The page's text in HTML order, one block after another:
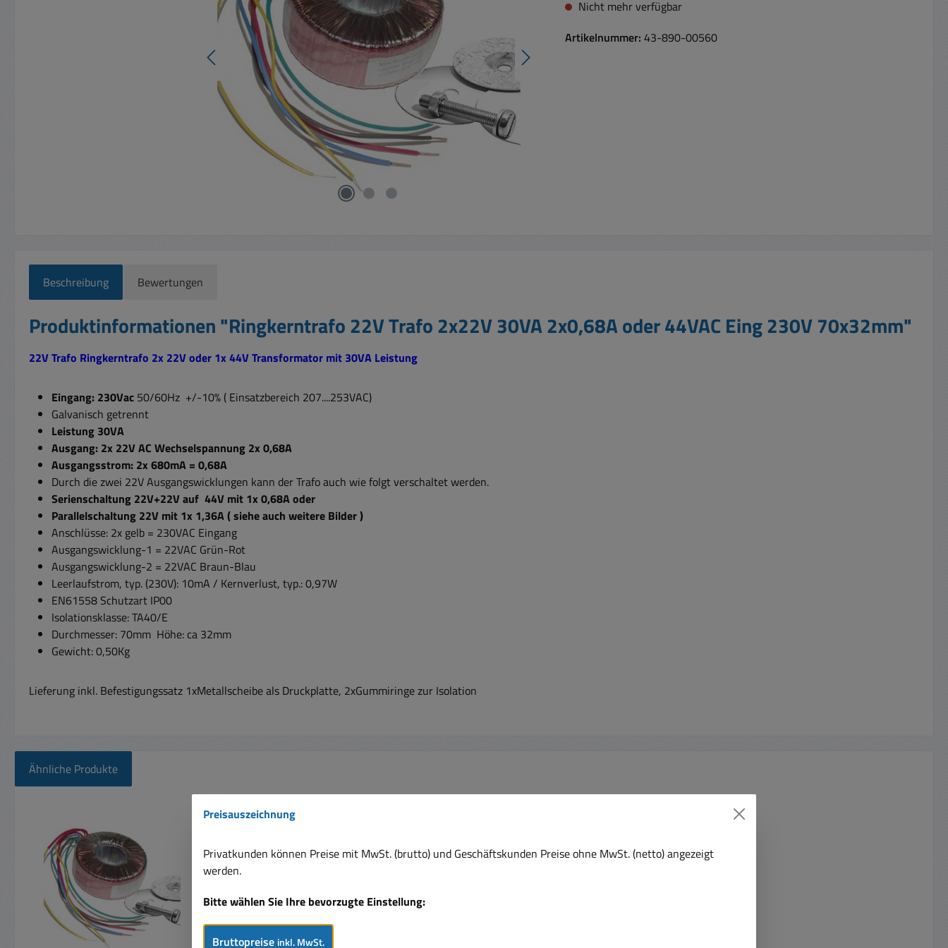
Nicht mehr verfügbar
Artikelnummer: 43-890-00560
Beschreibung Bewertungen
Produktinformationen "Ringkerntrafo 22V Trafo 2x22V 30VA 2x0,68A oder 44VAC Eing 230V 70x32mm"
22V Trafo Ringkerntrafo 2x 22V oder 1x 44V Transformator mit 30VA Leistung
Eingang: 230Vac 50/60Hz +/-10% ( Einsatzbereich 207....253VAC)
Galvanisch getrennt
Leistung 30VA
Ausgang: 2x 22V AC Wechselspannung 2x 0,68A
Ausgangsstrom: 2x 680mA = 0,68A
Durch die zwei 22V Ausgangswicklungen kann der Trafo auch wie folgt verschaltet werden.
Serienschaltung 22V+22V auf 44V mit 1x 0,68A oder
Parallelschaltung 22V mit 1x 1,36A ( siehe auch weitere Bilder )
Anschlüsse: 2x gelb = 230VAC Eingang
Ausgangswicklung-1 = 22VAC Grün-Rot
Ausgangswicklung-2 = 22VAC Braun-Blau
Leerlaufstrom, typ. (230V): 10mA / Kernverlust, typ.: 0,97W
EN61558 Schutzart IP00
Isolationsklasse: TA40/E
Durchmesser: 70mm Höhe: ca 32mm
Gewicht: 0,50Kg
Lieferung inkl. Befestigungssatz 1xMetallscheibe als Druckplatte, 2xGummiringe zur Isolation
Ähnliche Produkte
Preisauszeichnung
Privatkunden können Preise mit MwSt. (brutto) und Geschäftskunden Preise ohne MwSt. (netto) angezeigt
werden.
Bitte wählen Sie Ihre bevorzugte Einstellung:
Bruttopreise inkl. MwSt.